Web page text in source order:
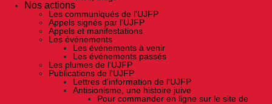
Nos actions
Les communiqués de l'UJFP
Appels signés par l'UJFP
Appels et manifestations
Les événements
Les événements à venir
Les événements passés
Les plumes de l'UJFP
Publications de l'UJFP
Lettres d'information de l'UJFP
Antisionisme, une histoire juive
Pour commander en ligne sur le site de